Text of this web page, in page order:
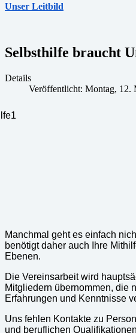
Unser Leitbild
Selbsthilfe braucht
Details
Veröffentlicht: Montag, 12.
Manchmal geht es einfach
benötigt daher auch Ihre
Ebenen.
Die Vereinsarbeit wird
Mitgliedern übernommen, die
Erfahrungen und Kenntnisse
Uns fehlen Kontakte zu
und beruflichen